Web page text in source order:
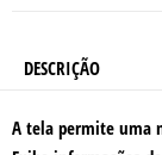
DESCRIÇÃO
A tela permite uma